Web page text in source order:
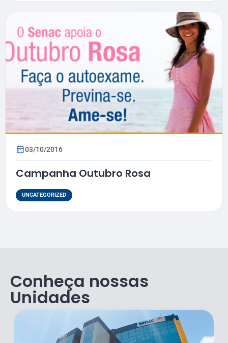
03/10/2016
Campanha Outubro Rosa
UNCATEGORIZED
Conheça nossas
Unidades